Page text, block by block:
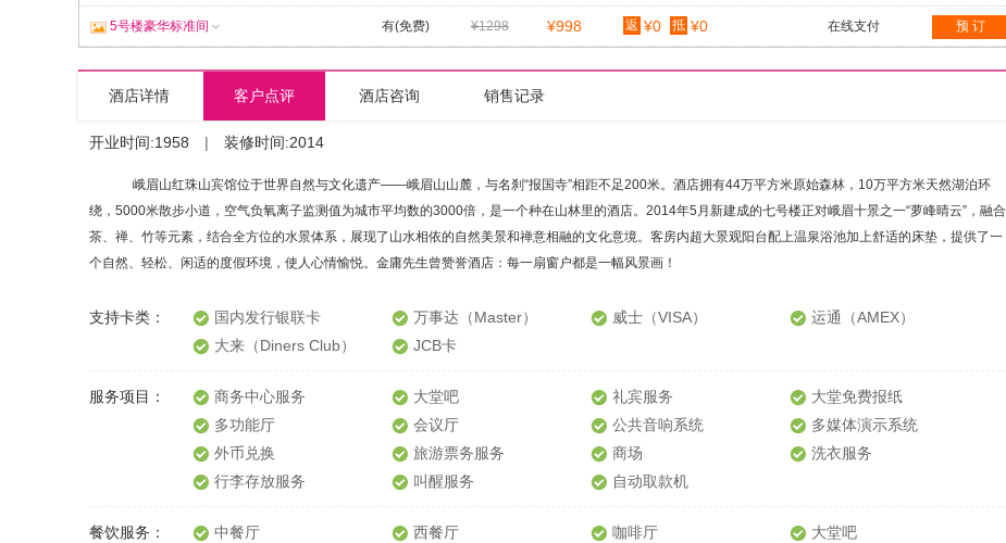
5号楼豪华标准间 有(免费) ¥1298 ¥998 返 ¥0 抵 ¥0 在线支付 预 订
酒店详情 客户点评 酒店咨询 销售记录
开业时间:1958 | 装修时间:2014
峨眉山红珠山宾馆位于世界自然与文化遗产——峨眉山山麓，与名刹“报国寺”相距不足200米。酒店拥有44万平方米原始森林，10万平方米天然湖泊环
绕，5000米散步小道，空气负氧离子监测值为城市平均数的3000倍，是一个种在山林里的酒店。2014年5月新建成的七号楼正对峨眉十景之一“萝峰晴云”，融合
茶、禅、竹等元素，结合全方位的水景体系，展现了山水相依的自然美景和禅意相融的文化意境。客房内超大景观阳台配上温泉浴池加上舒适的床垫，提供了一
个自然、轻松、闲适的度假环境，使人心情愉悦。金庸先生曾赞誉酒店：每一扇窗户都是一幅风景画！
支持卡类： 国内发行银联卡 万事达（Master） 威士（VISA）
运通（AMEX）
大来（Diners Club）
JCB卡
服务项目： 商务中心服务 大堂吧 礼宾服务
大堂免费报纸
多功能厅
会议厅 公共音响系统
多媒体演示系统
外币兑换
旅游票务服务 商场
洗衣服务
行李存放服务
叫醒服务 自动取款机
餐饮服务： 中餐厅 西餐厅 咖啡厅
大堂吧